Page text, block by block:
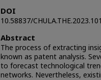
DOI
10.58837/
Abstract
The process of extracting
known as patent analysis.
to forecast technological
networks. Nevertheless,